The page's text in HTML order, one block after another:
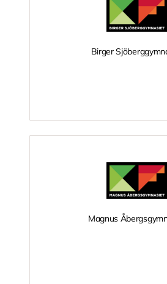
Birger
Magnus